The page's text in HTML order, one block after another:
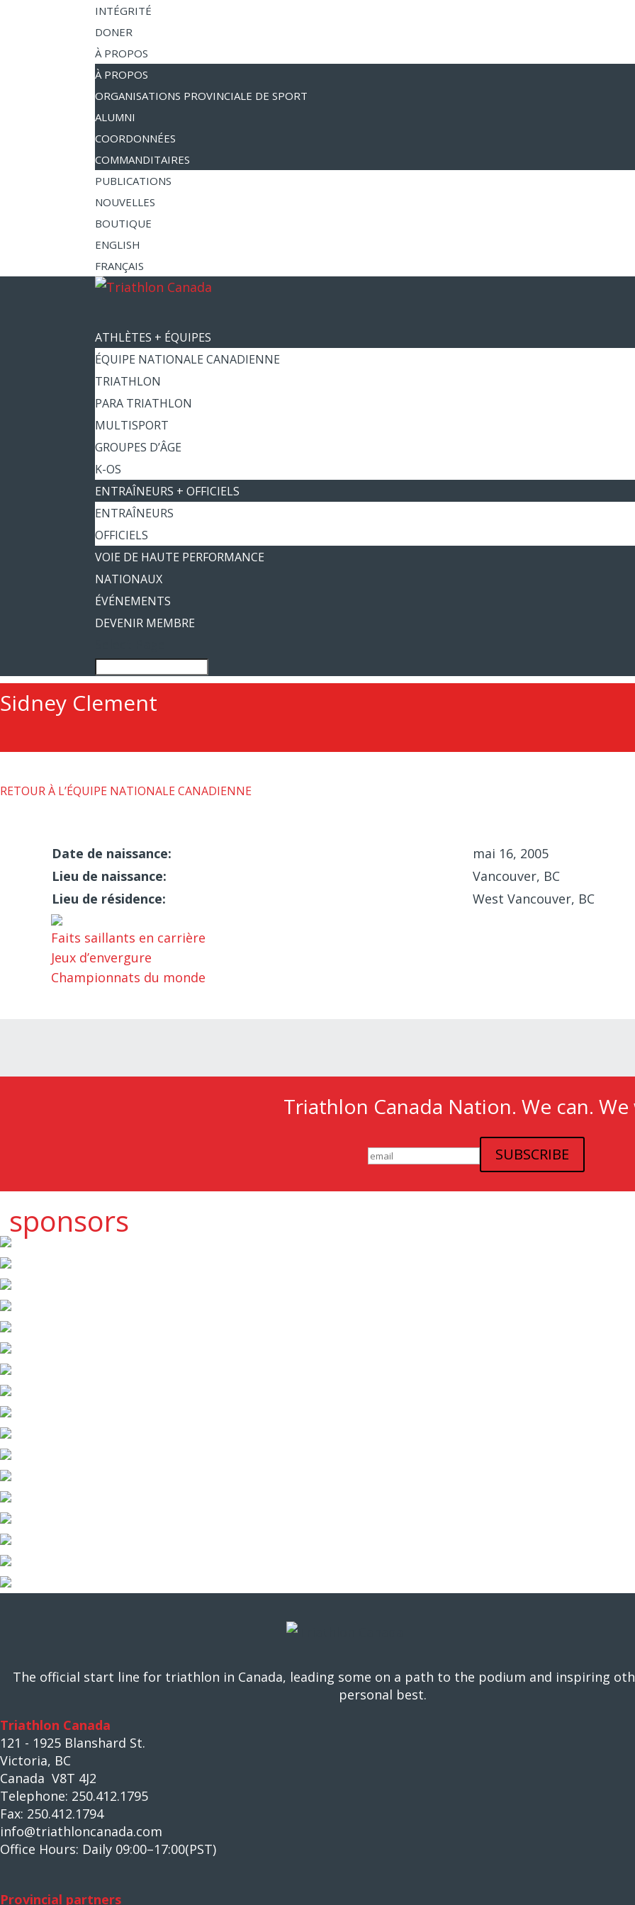
INTÉGRITÉ
DONER
À PROPOS
À PROPOS
ORGANISATIONS PROVINCIALE DE SPORT
ALUMNI
COORDONNÉES
COMMANDITAIRES
PUBLICATIONS
NOUVELLES
BOUTIQUE
ENGLISH
FRANÇAIS
ATHLÈTES + ÉQUIPES
ÉQUIPE NATIONALE CANADIENNE
TRIATHLON
PARA TRIATHLON
MULTISPORT
GROUPES D’ÂGE
K-OS
ENTRAÎNEURS + OFFICIELS
ENTRAÎNEURS
OFFICIELS
VOIE DE HAUTE PERFORMANCE
NATIONAUX
ÉVÉNEMENTS
DEVENIR MEMBRE
Sidney Clement
RETOUR À L’ÉQUIPE NATIONALE CANADIENNE
Date de naissance:
mai 16, 2005
Lieu de naissance:
Vancouver, BC
Lieu de résidence:
West Vancouver, BC
Faits saillants en carrière
Jeux d’envergure
Championnats du monde
Triathlon Canada Nation. We can. We
sponsors
The official start line for triathlon in Canada, leading some on a path to the podium and inspiring
personal best.
Triathlon Canada
121 - 1925 Blanshard St.
Victoria, BC
Canada V8T 4J2
Telephone: 250.412.1795
Fax: 250.412.1794
info@triathloncanada.com
Office Hours: Daily 09:00–17:00(PST)
Provincial partners